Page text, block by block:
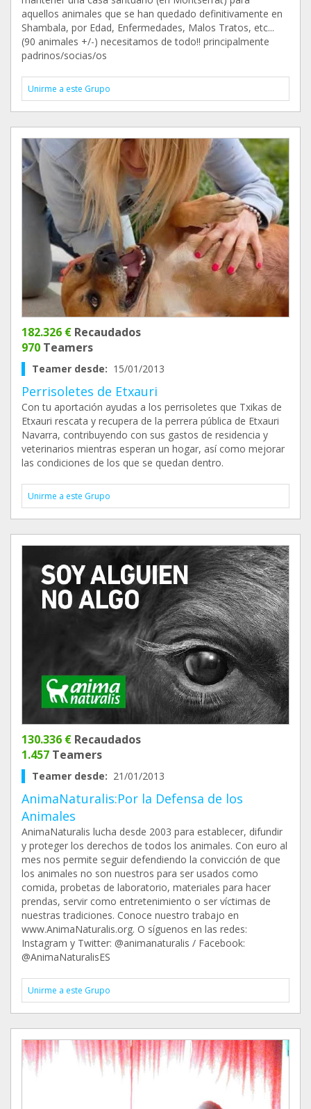
aquellos animales que se han quedado definitivamente en
Shambala, por Edad, Enfermedades, Malos Tratos, etc...
(90 animales +/-) necesitamos de todo!! principalmente
padrinos/socias/os
Unirme a este Grupo
182.326 € Recaudados
970 Teamers
Teamer desde: 15/01/2013
Perrisoletes de Etxauri
Con tu aportación ayudas a los perrisoletes que Txikas de
Etxauri rescata y recupera de la perrera pública de Etxauri
Navarra, contribuyendo con sus gastos de residencia y
veterinarios mientras esperan un hogar, así como mejorar
las condiciones de los que se quedan dentro.
Unirme a este Grupo
130.336 € Recaudados
1.457 Teamers
Teamer desde: 21/01/2013
AnimaNaturalis:Por la Defensa de los
Animales
AnimaNaturalis lucha desde 2003 para establecer, difundir
y proteger los derechos de todos los animales. Con euro al
mes nos permite seguir defendiendo la convicción de que
los animales no son nuestros para ser usados como
comida, probetas de laboratorio, materiales para hacer
prendas, servir como entretenimiento o ser víctimas de
nuestras tradiciones. Conoce nuestro trabajo en
www.AnimaNaturalis.org. O síguenos en las redes:
Instagram y Twitter: @animanaturalis / Facebook:
@AnimaNaturalisES
Unirme a este Grupo